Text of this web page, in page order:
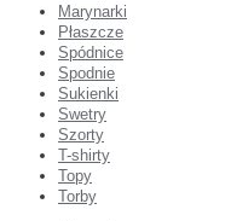
Marynarki
Płaszcze
Spódnice
Spodnie
Sukienki
Swetry
Szorty
T-shirty
Topy
Torby